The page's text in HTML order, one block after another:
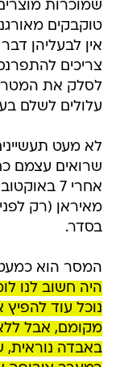
שמוכרות
טוקבקים
אין לבעליהן
צריכים
לסלק את
עלולים לשלם
לא מעט
שרואים עצמם
אחרי 7
מאיראן (רק
בסדר.
המסר הוא
היה חשוב לנו
נוכל עוד
מקומם, אבל
באבדה